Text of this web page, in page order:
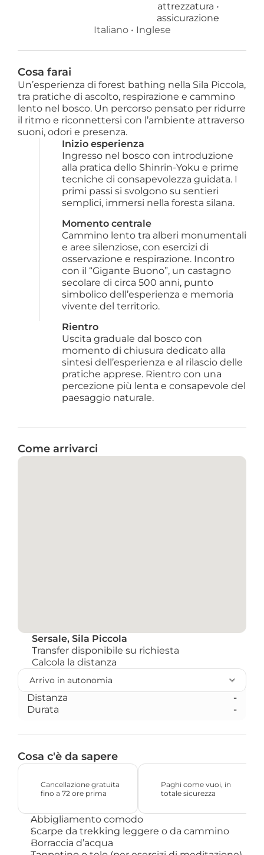
attrezzatura •
assicurazione
Italiano • Inglese
Cosa farai
Un’esperienza di forest bathing nella Sila Piccola,
tra pratiche di ascolto, respirazione e cammino
lento nel bosco. Un percorso pensato per ridurre
il ritmo e riconnettersi con l’ambiente attraverso
suoni, odori e presenza.
Inizio esperienza
Ingresso nel bosco con introduzione
alla pratica dello Shinrin-Yoku e prime
tecniche di consapevolezza guidata. I
primi passi si svolgono su sentieri
semplici, immersi nella foresta silana.
Momento centrale
Cammino lento tra alberi monumentali
e aree silenziose, con esercizi di
osservazione e respirazione. Incontro
con il “Gigante Buono”, un castagno
secolare di circa 500 anni, punto
simbolico dell’esperienza e memoria
vivente del territorio.
Rientro
Uscita graduale dal bosco con
momento di chiusura dedicato alla
sintesi dell’esperienza e al rilascio delle
pratiche apprese. Rientro con una
percezione più lenta e consapevole del
paesaggio naturale.
Come arrivarci
Sersale, Sila Piccola
Transfer disponibile su richiesta
Calcola la distanza
Distanza
-
Durata
-
Cosa c'è da sapere
Cancellazione gratuita
fino a 72 ore prima
Paghi come vuoi, in
totale sicurezza
Abbigliamento comodo
Scarpe da trekking leggere o da cammino
Borraccia d’acqua